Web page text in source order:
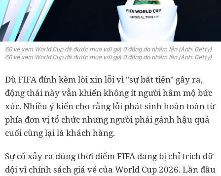
60 vé xem World Cup đã được mua với giá 0 đồng do nhầm lẫn (Ảnh: Getty)
60 vé xem World Cup đã được mua với giá 0 đồng do nhầm lẫn (Ảnh: Getty)
Dù FIFA đính kèm lời xin lỗi vì "sự bất tiện" gây ra,
động thái này vẫn khiến không ít người hâm mộ bức
xúc. Nhiều ý kiến cho rằng lỗi phát sinh hoàn toàn từ
phía đơn vị tổ chức nhưng người phải gánh hậu quả
cuối cùng lại là khách hàng.
Sự cố xảy ra đúng thời điểm FIFA đang bị chỉ trích dữ
dội vì chính sách giá vé của World Cup 2026. Lần đầu